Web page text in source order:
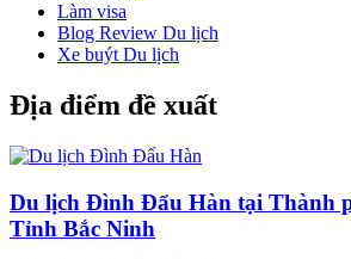
Làm visa
Blog Review Du lịch
Xe buýt Du lịch
Địa điểm đề xuất
Du lịch Đình Đẩu Hàn tại Thành
Tỉnh Bắc Ninh